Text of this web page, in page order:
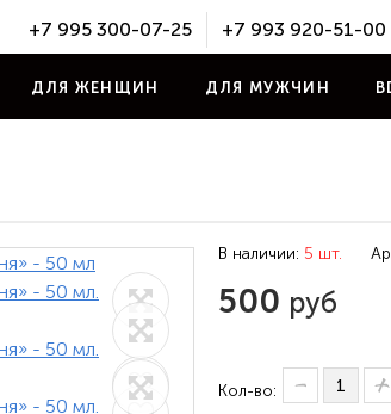
+7 995 300-07-25 +7 993 920-51-00
ДЛЯ ЖЕНЩИН ДЛЯ МУЖЧИН
В наличии: 5 шт.
500 руб
Кол-во: